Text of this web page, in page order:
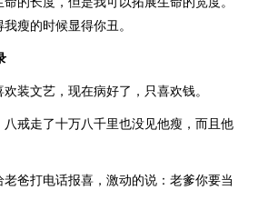
瘦的时候显得你丑。
装文艺，现在病好了，只喜欢钱。
八戒走了十万八千里也没见他瘦，而且他
爸打电话报喜，激动的说：老爹你要当